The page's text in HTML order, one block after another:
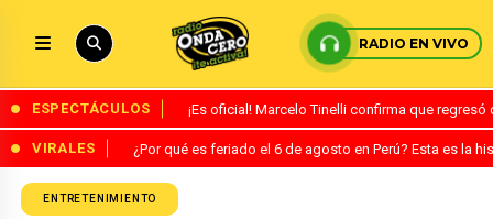
RADIO EN VIVO
ESPECTÁCULOS ¡Es oficial! Marcelo Tinelli confirma que
VIRALES ¿Por qué es feriado el 6 de agosto en Perú? Esta es la
ENTRETENIMIENTO